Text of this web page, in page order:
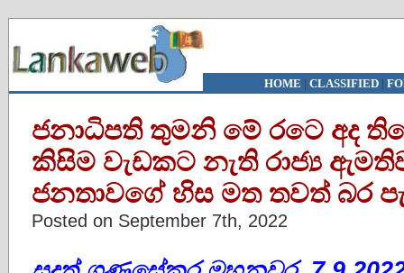
HOME | CLASSIFIED|
ජනාධිපති තුමනි මේ රටෙ අද
කිසිම වැඩකට නැති රාජ්‍ය
ජනතාවගේ හිස මත තවත් බර
Posted on September 7th, 2022